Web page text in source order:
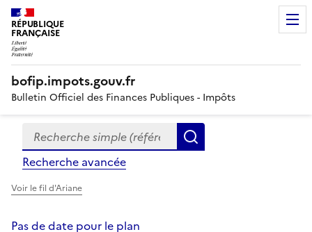
RÉPUBLIQUE
FRANÇAISE
bofip.impots.gouv.fr
Bulletin Officiel des Finances Publiques - Impôts
Formulaire
de
recherche
Recherche simple (références, mots clés, partie du
Recherche avancée
Voir le fil d'Ariane
Pas de date pour le plan